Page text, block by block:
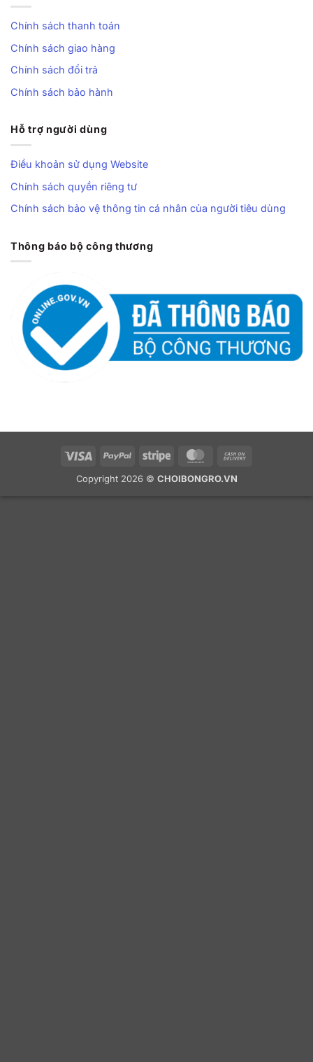
Chính sách thanh toán
Chính sách giao hàng
Chính sách đổi trả
Chính sách bảo hành
Hỗ trợ người dùng
Điều khoản sử dụng Website
Chính sách quyền riêng tư
Chính sách bảo vệ thông tin cá nhân của người tiêu dùng
Thông báo bộ công thương
Visa PayPal Stripe MasterCard
Copyright 2026 © CHOIBONGRO.VN